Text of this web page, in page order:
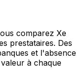
comparez Xe
prestataires. Des
et l'absence
à chaque